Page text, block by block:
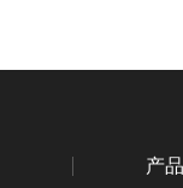
产